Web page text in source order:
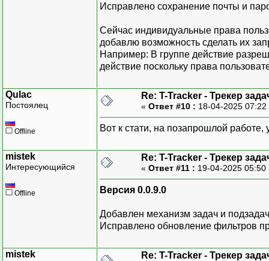
Исправлено сохранение почты и
Сейчас индивидуальные права
добавлю возможность сделать их
Например: В группе действие
действие поскольку права
Qulac
Постоялец
Offline
Re: T-Tracker - Трекер
« Ответ #10 : 18-04-2025
Вот к стати, на позапрошлой
mistek
Интересующийся
Offline
Re: T-Tracker - Трекер
« Ответ #11 : 19-04-2025
Версия 0.0.9.0
Добавлен механизм задач и
Исправлено обновление фильтров
mistek Re: T-Tracker - Трекер